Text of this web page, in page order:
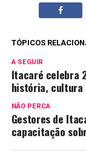
TÓPICOS
A SEGUIR
Itacaré celebra
história, cultura
NÃO PERCA
Gestores de
capacitação